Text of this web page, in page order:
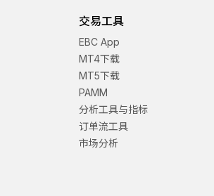
交易工具
EBC App
MT4下载
MT5下载
PAMM
分析工具与指标
订单流工具
市场分析